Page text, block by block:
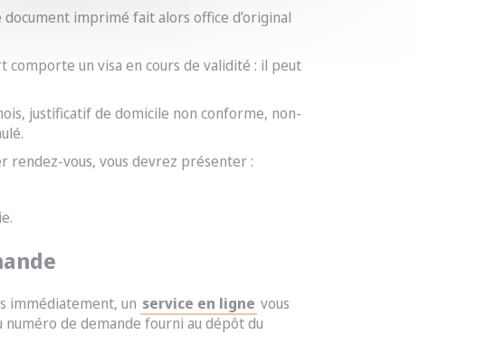
imprimé fait alors office d’original
un visa en cours de validité : il peut
justificatif de domicile non conforme, non-
rendez-vous, vous devrez présenter :
immédiatement, un service en ligne vous
de demande fourni au dépôt du